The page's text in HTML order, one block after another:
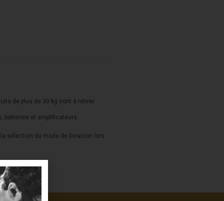
de plus de 30 kg sont à retirer
batteries et amplificateurs.
sélection du mode de livraison lors